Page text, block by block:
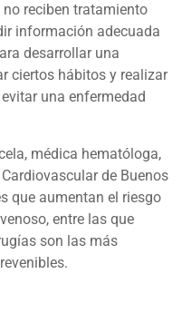
reciben tratamiento
información adecuada
desarrollar una
ciertos hábitos y realizar
una enfermedad
médica hematóloga,
de Buenos
que aumentan el riesgo
entre las que
son las más